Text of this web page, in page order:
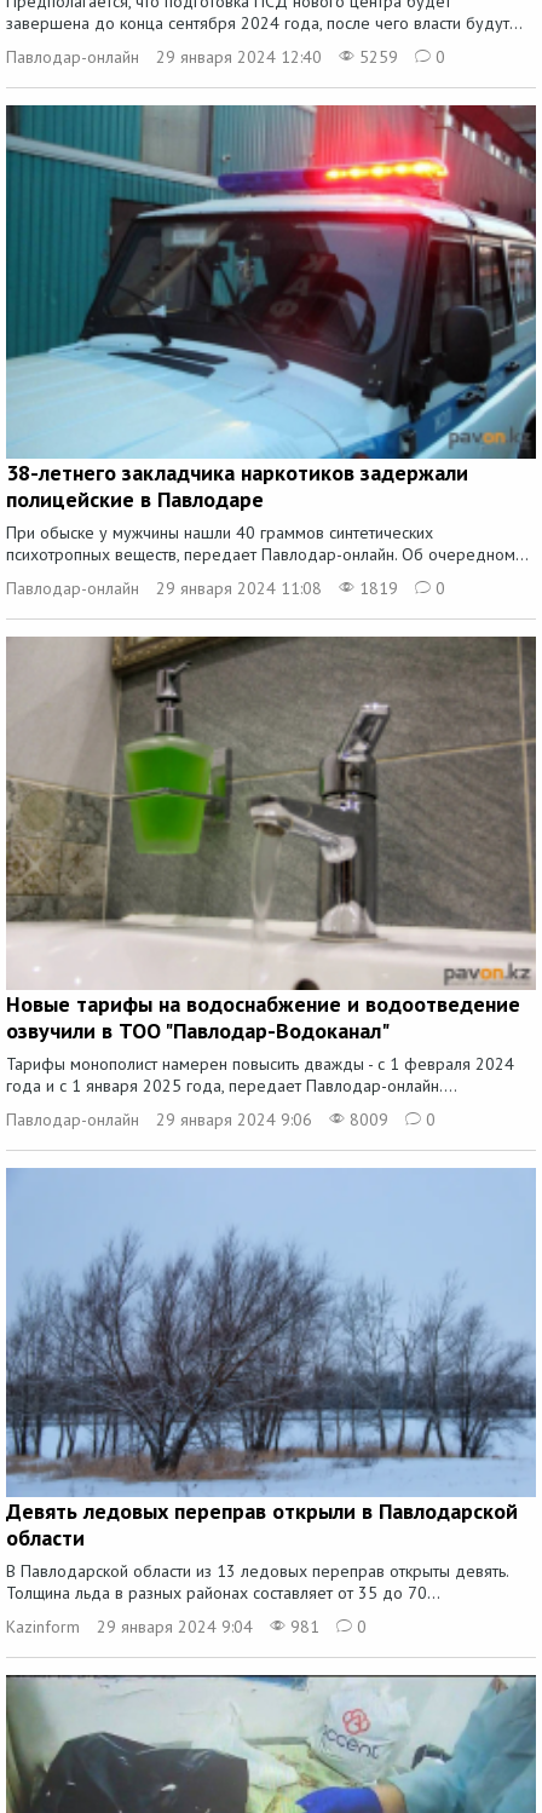
завершена до конца сентября 2024 года, после чего власти будут...
Павлодар-онлайн
29 января 2024 12:40 5259 0
38-летнего закладчика наркотиков задержали
полицейские в Павлодаре
При обыске у мужчины нашли 40 граммов синтетических
психотропных веществ, передает Павлодар-онлайн. Об очередном...
Павлодар-онлайн
29 января 2024 11:08 1819 0
Новые тарифы на водоснабжение и водоотведение
озвучили в ТОО "Павлодар-Водоканал"
Тарифы монополист намерен повысить дважды - с 1 февраля 2024
года и с 1 января 2025 года, передает Павлодар-онлайн....
Павлодар-онлайн
29 января 2024 9:06 8009 0
Девять ледовых переправ открыли в Павлодарской
области
В Павлодарской области из 13 ледовых переправ открыты девять.
Толщина льда в разных районах составляет от 35 до 70...
Kazinform
29 января 2024 9:04 981 0